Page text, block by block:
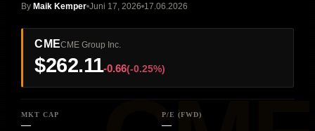
ByMaik Kemper Juni 17, 2026 17.06.2026
CMECME Group Inc.
$262.11-0.66(-0.25%)
MKT CAP
—
P/E (FWD)
—